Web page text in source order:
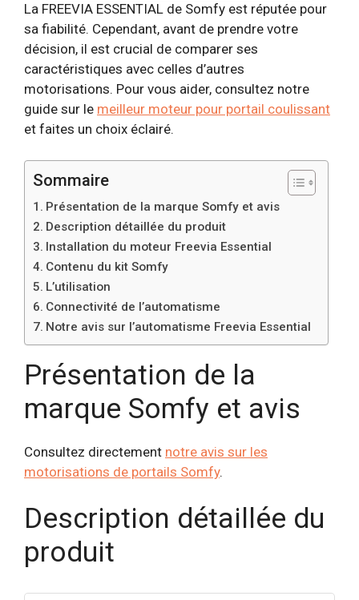
La FREEVIA ESSENTIAL de Somfy est réputée pour
sa fiabilité. Cependant, avant de prendre votre
décision, il est crucial de comparer ses
caractéristiques avec celles d’autres
motorisations. Pour vous aider, consultez notre
guide sur le meilleur moteur pour portail coulissant
et faites un choix éclairé.
Sommaire
Présentation de la marque Somfy et avis
Description détaillée du produit
Installation du moteur Freevia Essential
Contenu du kit Somfy
L’utilisation
Connectivité de l’automatisme
Notre avis sur l’automatisme Freevia Essential
Présentation de la
marque Somfy et avis
Consultez directement notre avis sur les
motorisations de portails Somfy.
Description détaillée du
produit